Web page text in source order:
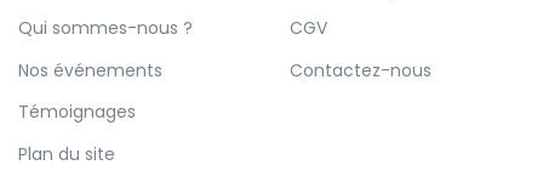
Qui sommes-nous ?
Nos événements
Témoignages
Plan du site
CGV
Contactez-nous